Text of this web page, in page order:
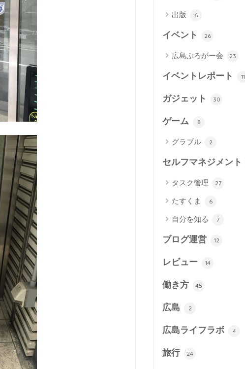
出版 6
イベント 26
広島ぶろがー会 23
イベントレポート 11
ガジェット 30
ゲーム 8
グラブル 2
セルフマネジメント
タスク管理 27
たすくま 6
自分を知る 7
ブログ運営 12
レビュー 14
働き方 45
広島 2
広島ライフラボ 4
旅行 24